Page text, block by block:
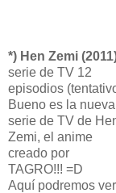
*) Hen Zemi
serie de TV 12
episodios
Bueno es la nueva
serie de TV de
Zemi, el anime
creado por
TAGRO!!! =D
Aquí podremos ver